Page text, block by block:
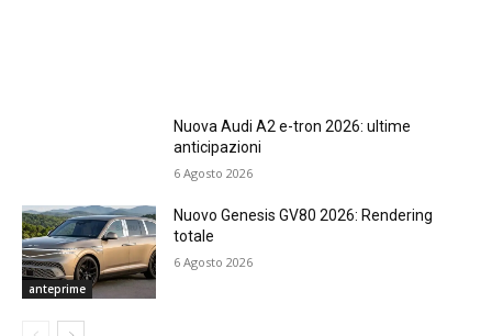
Nuova Audi A2 e-tron 2026: ultime
anticipazioni
6 Agosto 2026
anteprime
Nuovo Genesis GV80 2026: Rendering
totale
6 Agosto 2026